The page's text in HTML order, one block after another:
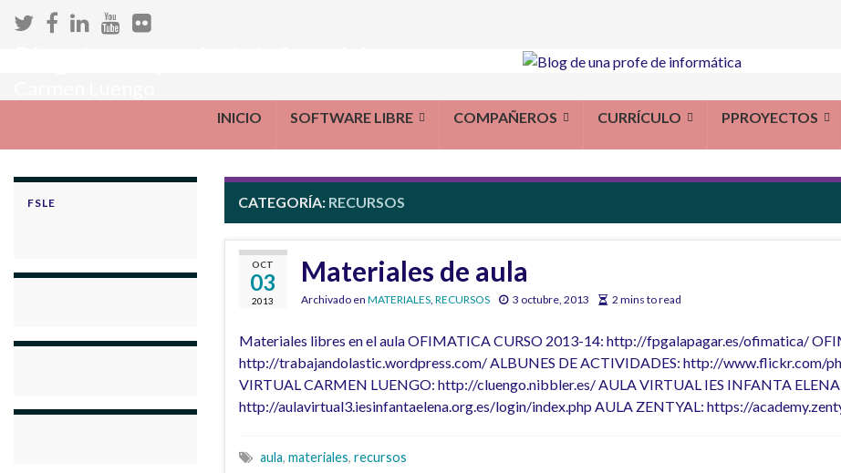
INICIO SOFTWARE LIBRE COMPAÑEROS CURRÍCULO PPROYECTOS
CATEGORÍA: RECURSOS
OCT
03
2013
Materiales de aula
Archivado en MATERIALES, RECURSOS 3 octubre, 2013 2 mins to read
Materiales libres en el aula OFIMATICA CURSO 2013-14: http://fpgalapagar.es/ofimatica/
http://trabajandolastic.wordpress.com/ ALBUNES DE ACTIVIDADES: http://www.flickr.com/
VIRTUAL CARMEN LUENGO: http://cluengo.nibbler.es/ AULA VIRTUAL IES INFANTA
http://aulavirtual3.iesinfantaelena.org.es/login/index.php AULA ZENTYAL: https://
aula, materiales, recursos
FSLE